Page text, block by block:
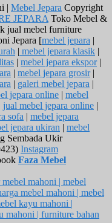
| Mebel Jepara Copyright
JEPARA Toko Mebel &
jual mebel furniture
Jepara [mebel jepara |
| mebel jepara klasik |
| mebel jepara ekspor|
| mebel jepara grosir|
| galeri mebel jepara |
jepara online | mebel
jual mebel jepara online |
sofa | mebel jepara
jepara ukiran | mebel
Sembada Ukir
Instagram
Faza Mebel
mahoni | mebel
mebel mahoni | mebel
kayu mahoni |
mahoni | furniture bahan